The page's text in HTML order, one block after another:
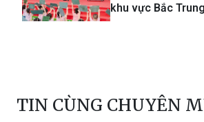
khu vực Bắc
TIN CÙNG CHUYÊN